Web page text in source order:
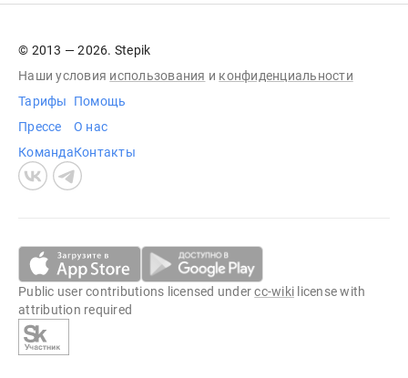
© 2013 — 2026. Stepik
Наши условия использования и конфиденциальности
Тарифы
Прессе
Команда
Помощь
О нас
Контакты
Public user contributions licensed undercc-wiki license with
attribution required